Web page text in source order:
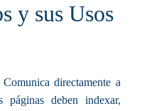
y sus Usos
directamente a
páginas deben indexar,